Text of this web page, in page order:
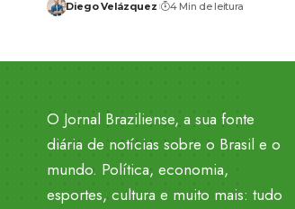
Diego Velázquez 4 Min de leitura
O Jornal Braziliense, a sua fonte
diária de notícias sobre o Brasil e o
mundo. Política, economia,
esportes, cultura e muito mais: tudo